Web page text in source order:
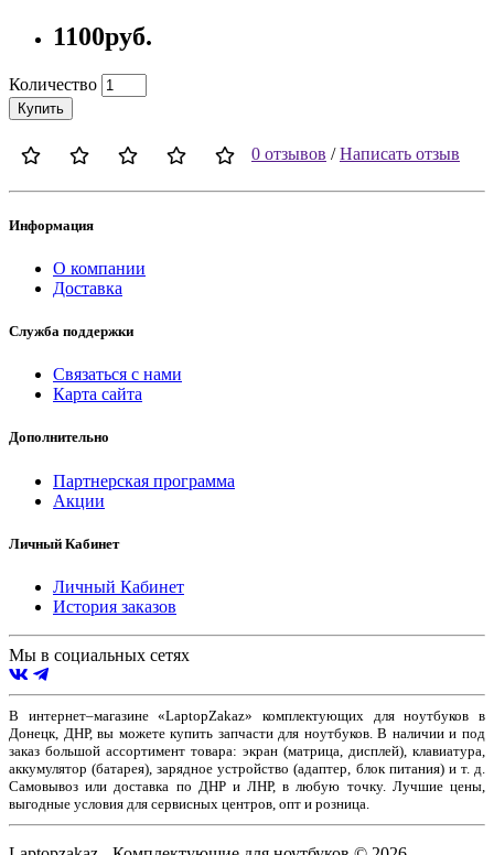
1100руб.
Количество
Купить
0 отзывов /Написать отзыв
Информация
О компании
Доставка
Служба поддержки
Связаться с нами
Карта сайта
Дополнительно
Партнерская программа
Акции
Личный Кабинет
Личный Кабинет
История заказов
Мы в социальных сетях
В интернет–магазине «LaptopZakaz» комплектующих для ноутбуков в
Донецк, ДНР, вы можете купить запчасти для ноутбуков. В наличии и под
заказ большой ассортимент товара: экран (матрица, дисплей), клавиатура,
аккумулятор (батарея), зарядное устройство (адаптер, блок питания) и т. д.
Самовывоз или доставка по ДНР и ЛНР, в любую точку. Лучшие цены,
выгодные условия для сервисных центров, опт и розница.